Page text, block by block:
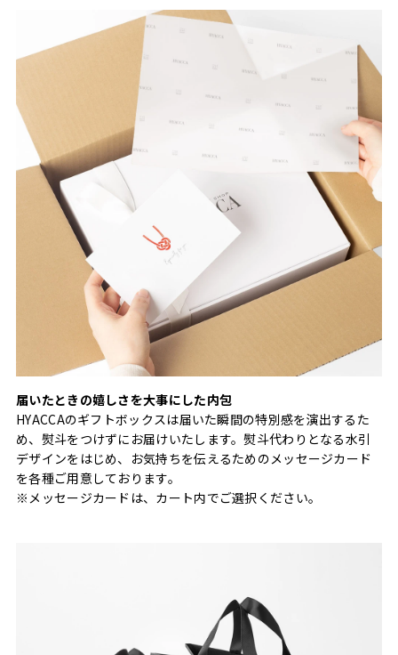
届いたときの嬉しさを大事にした内包
HYACCAのギフトボックスは届いた瞬間の特別感を演出するた
め、熨斗をつけずにお届けいたします。熨斗代わりとなる水引
デザインをはじめ、お気持ちを伝えるためのメッセージカード
を各種ご用意しております。
※メッセージカードは、カート内でご選択ください。